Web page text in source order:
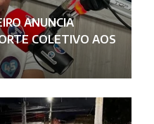
ANUNCIA
COLETIVO AOS